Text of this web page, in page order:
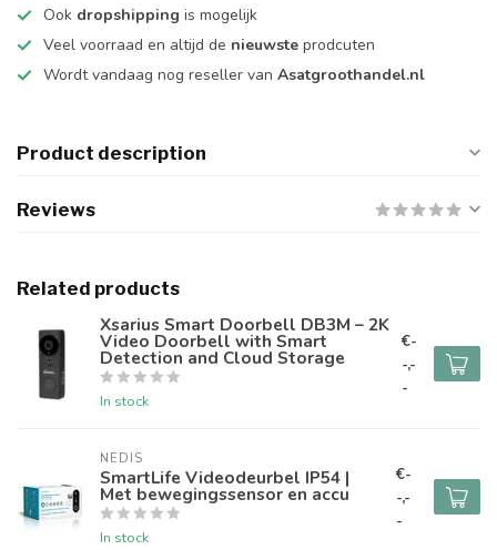
Ook dropshipping is mogelijk
Veel voorraad en altijd de nieuwste prodcuten
Wordt vandaag nog reseller van Asatgroothandel.nl
Product description
Reviews
Related products
Xsarius Smart Doorbell DB3M – 2K
Video Doorbell with Smart
Detection and Cloud Storage
In stock
€-
-,-
-
NEDIS
SmartLife Videodeurbel IP54 |
Met bewegingssensor en accu
In stock
€-
-,-
-